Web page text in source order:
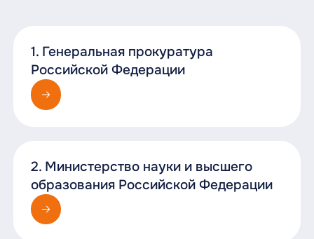
1. Генеральная прокуратура
Российской Федерации
2. Министерство науки и высшего
образования Российской Федерации